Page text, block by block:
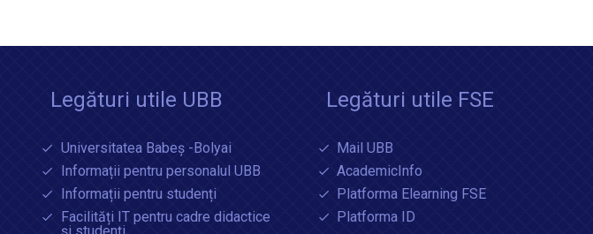
Legături utile UBB
Universitatea Babeș -Bolyai
Informații pentru personalul UBB
Informații pentru studenți
Facilități IT pentru cadre didactice
Legături utile FSE
Mail UBB
AcademicInfo
Platforma Elearning FSE
Platforma ID